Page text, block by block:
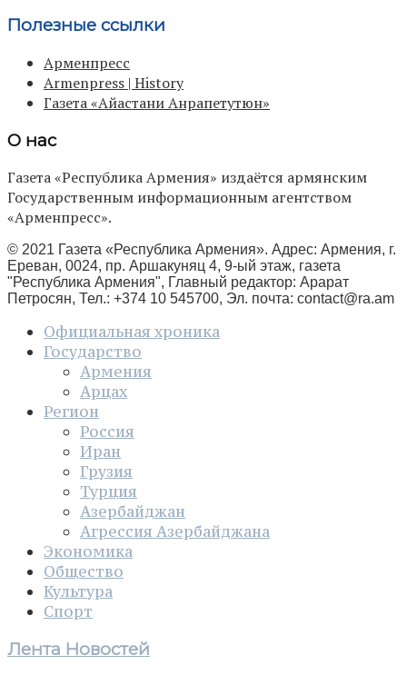
Полезные ссылки
Арменпресс
Armenpress | History
Газета «Айастани Анрапетутюн»
О нас
Газета «Республика Армения» издаётся армянским
Государственным информационным агентством
«Арменпресс».
© 2021 Газета «Республика Армения». Адрес: Армения, г.
Ереван, 0024, пр. Аршакуняц 4, 9-ый этаж, газета
"Республика Армения", Главный редактор: Арарат
Петросян, Тел.: +374 10 545700, Эл. почта: contact@ra.am
Официальная хроника
Государство
Армения
Арцах
Регион
Россия
Иран
Грузия
Турция
Азербайджан
Агрессия Азербайджана
Экономика
Общество
Культура
Спорт
Лента Новостей